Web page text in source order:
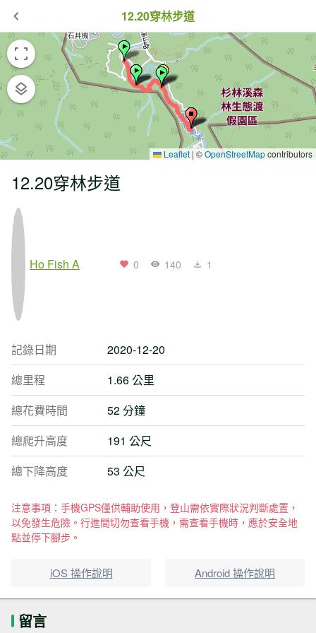
12.20穿林步道
Leaflet |©OpenStreetMapcontributors
12.20穿林步道
Ho Fish A 0 140 1
記錄日期
2020-12-20
總里程
1.66 公里
總花費時間
52 分鐘
總爬升高度
191 公尺
總下降高度
53 公尺
注意事項：手機GPS僅供輔助使用，登山需依實際狀況判斷處置，
以免發生危險。行進間切勿查看手機，需查看手機時，應於安全地
點並停下腳步。
iOS 操作說明 Android 操作說明
留言